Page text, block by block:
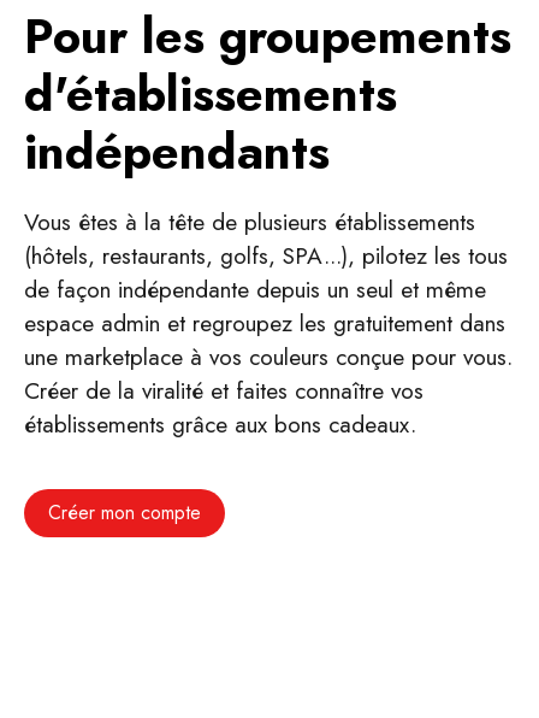
Pour les groupements
d'établissements
indépendants
Vous êtes à la tête de plusieurs établissements
(hôtels, restaurants, golfs, SPA...), pilotez les tous
de façon indépendante depuis un seul et même
espace admin et regroupez les gratuitement dans
une marketplace à vos couleurs conçue pour vous.
Créer de la viralité et faites connaître vos
établissements grâce aux bons cadeaux.
Créer mon compte